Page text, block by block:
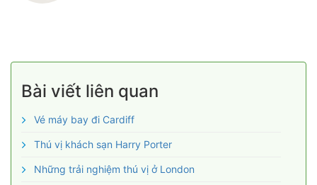
Bài viết liên quan
Vé máy bay đi Cardiff
Thú vị khách sạn Harry Porter
Những trải nghiệm thú vị ở London